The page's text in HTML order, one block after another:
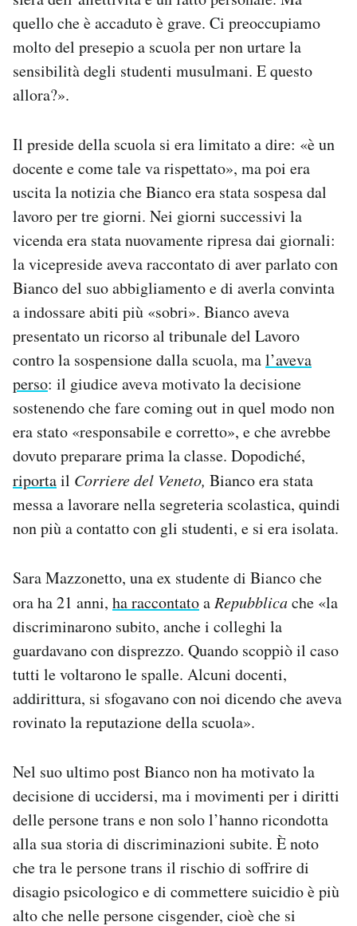
quello che è accaduto è grave. Ci preoccupiamo
molto del presepio a scuola per non urtare la
sensibilità degli studenti musulmani. E questo
allora?».
Il preside della scuola si era limitato a dire: «è un
docente e come tale va rispettato», ma poi era
uscita la notizia che Bianco era stata sospesa dal
lavoro per tre giorni. Nei giorni successivi la
vicenda era stata nuovamente ripresa dai giornali:
la vicepreside aveva raccontato di aver parlato con
Bianco del suo abbigliamento e di averla convinta
a indossare abiti più «sobri». Bianco aveva
presentato un ricorso al tribunale del Lavoro
contro la sospensione dalla scuola, mal’aveva
perso: il giudice aveva motivato la decisione
sostenendo che fare coming out in quel modo non
era stato «responsabile e corretto», e che avrebbe
dovuto preparare prima la classe. Dopodiché,
riportail Corriere del Veneto, Bianco era stata
messa a lavorare nella segreteria scolastica, quindi
non più a contatto con gli studenti, e si era isolata.
Sara Mazzonetto, una ex studente di Bianco che
ora ha 21 anni, ha raccontatoaRepubblicache «la
discriminarono subito, anche i colleghi la
guardavano con disprezzo. Quando scoppiò il caso
tutti le voltarono le spalle. Alcuni docenti,
addirittura, si sfogavano con noi dicendo che aveva
rovinato la reputazione della scuola».
Nel suo ultimo post Bianco non ha motivato la
decisione di uccidersi, ma i movimenti per i diritti
delle persone trans e non solo l’hanno ricondotta
alla sua storia di discriminazioni subite. È noto
che tra le persone trans il rischio di soffrire di
disagio psicologico e di commettere suicidio è più
alto che nelle persone cisgender, cioè che si